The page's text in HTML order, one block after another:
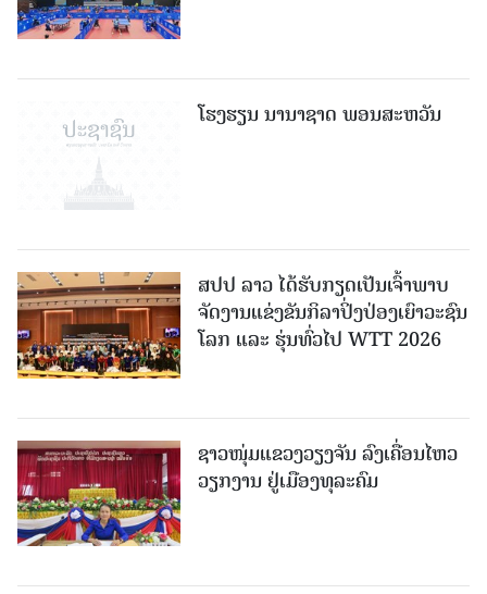
ໂຮງຮຽນ ນານາຊາດ ພອນສະຫວັນ
ສປປ ລາວ ໄດ້ຮັບກຽດເປັນເຈົ້າພາບ
ຈັດງານແຂ່ງຂັນກິລາປິ່ງປ່ອງເຍົາວະຊົນ
ໂລກ ແລະ ຮຸ່ນທົ່ວໄປ WTT 2026
ຊາວໜຸ່ມແຂວງວຽງຈັນ ລົງເຄື່ອນໄຫວ
ວຽກງານ ຢູ່ເມືອງທຸລະຄົມ